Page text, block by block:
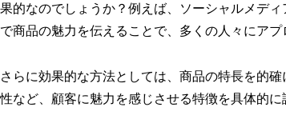
果的なのでしょうか？例えば、ソーシャルメデ
で商品の魅力を伝えることで、多くの人々にアプ
さらに効果的な方法としては、商品の特長を的
性など、顧客に魅力を感じさせる特徴を具体的